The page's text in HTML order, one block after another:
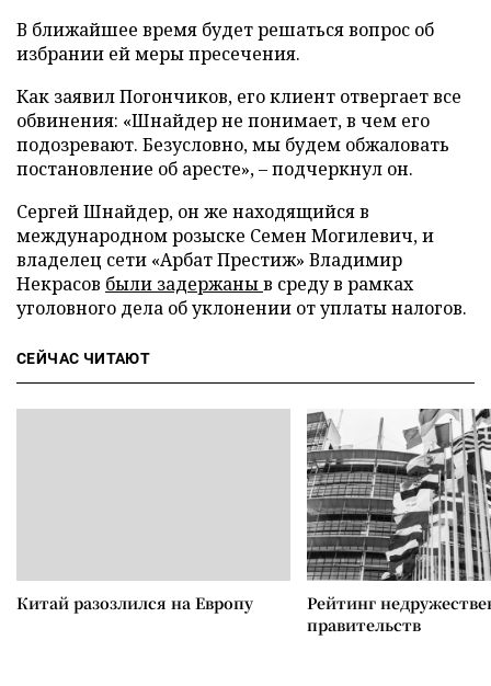
В ближайшее время будет решаться вопрос об
избрании ей меры пресечения.
Как заявил Погончиков, его клиент отвергает все
обвинения: «Шнайдер не понимает, в чем его
подозревают. Безусловно, мы будем обжаловать
постановление об аресте», – подчеркнул он.
Сергей Шнайдер, он же находящийся в
международном розыске Семен Могилевич, и
владелец сети «Арбат Престиж» Владимир
Некрасов были задержаныв среду в рамках
уголовного дела об уклонении от уплаты налогов.
СЕЙЧАС ЧИТАЮТ
Китай разозлился на Европу
Рейтинг
правительств